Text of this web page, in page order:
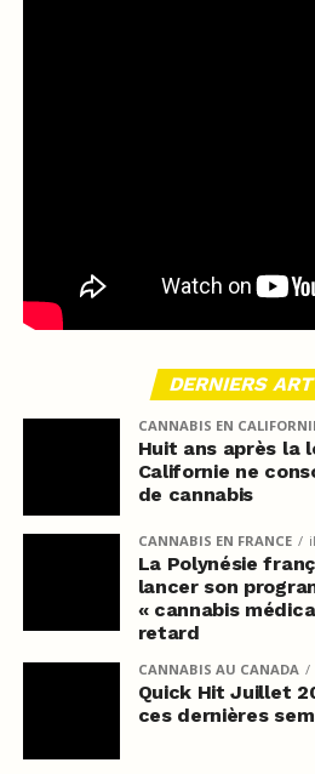
DERNIERS
CANNABIS EN
Huit ans après la
Californie ne
de cannabis
CANNABIS EN FRANCE
La Polynésie
lancer son
« cannabis
retard
CANNABIS AU CANADA
Quick Hit Juillet
ces dernières